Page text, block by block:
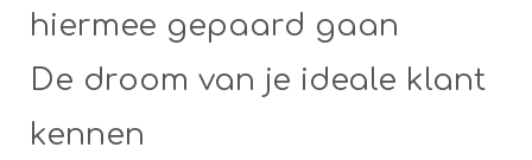
hiermee gepaard gaan
De droom van je ideale klant
kennen